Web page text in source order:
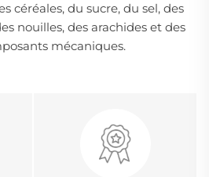
céréales, du sucre, du sel, des
nouilles, des arachides et des
mécaniques.